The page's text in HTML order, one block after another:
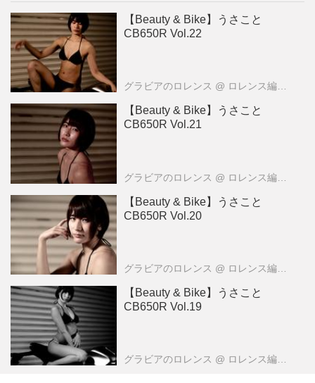
【Beauty & Bike】うさこと
CB650R Vol.22
グラビアのロレンス @ ロレンス編集部
【Beauty & Bike】うさこと
CB650R Vol.21
グラビアのロレンス @ ロレンス編集部
【Beauty & Bike】うさこと
CB650R Vol.20
グラビアのロレンス @ ロレンス編集部
【Beauty & Bike】うさこと
CB650R Vol.19
グラビアのロレンス @ ロレンス編集部